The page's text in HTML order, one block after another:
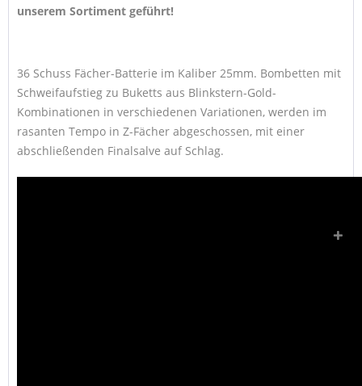
unserem Sortiment geführt!
36 Schuss Fächer-Batterie im Kaliber 25mm. Bombetten mit
Schweifaufstieg zu Buketts aus Blinkstern-Gold-
Kombinationen in verschiedenen Variationen, werden im
rasanten Tempo in Z-Fächer abgeschossen, mit einer
abschließenden Finalsalve auf Schlag.